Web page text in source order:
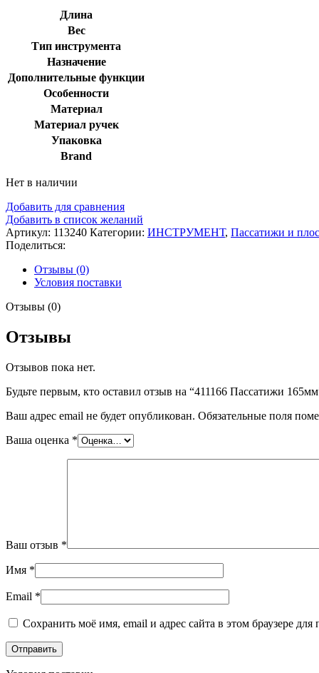
Длина
Вес
Тип инструмента
Назначение
Дополнительные функции
Особенности
Материал
Материал ручек
Упаковка
Brand
Нет в наличии
Добавить для сравнения
Добавить в список желаний
Артикул: 113240 Категории: ИНСТРУМЕНТ, Пассатижи и
Поделиться:
Отзывы (0)
Условия поставки
Отзывы (0)
Отзывы
Отзывов пока нет.
Будьте первым, кто оставил отзыв на “411166 Пассатижи
Ваш адрес email не будет опубликован. Обязательные поля
Ваша оценка *
Ваш отзыв *
Имя *
Email *
Сохранить моё имя, email и адрес сайта в этом браузере